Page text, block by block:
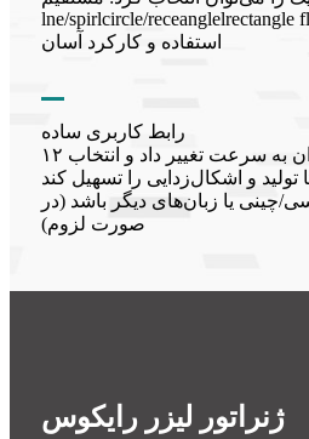
lne/spirlcircle/receanglelrectangle
استفاده و کارکرد آسان
رابط کاربری ساده
۱۲ حالت مختلف را می‌توان به سرعت تغییر داد و انتخاب
تولید و اشکال‌زدایی را تسهیل کند
چینی یا زبان‌های دیگر باشد (در
صورت لزوم)
ژنراتور لیزر رایکوس